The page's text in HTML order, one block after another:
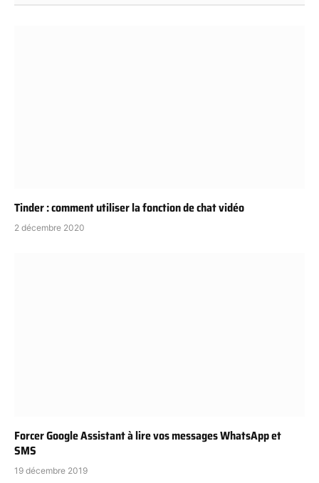
Tinder : comment utiliser la fonction de chat vidéo
2 décembre 2020
Forcer Google Assistant à lire vos messages WhatsApp et
SMS
19 décembre 2019